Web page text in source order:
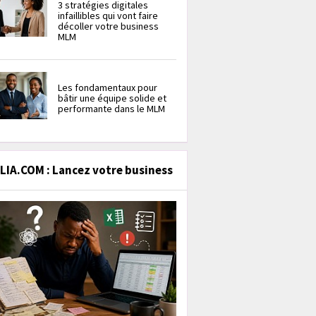
3 stratégies digitales
infaillibles qui vont faire
décoller votre business
MLM
Les fondamentaux pour
bâtir une équipe solide et
performante dans le MLM
: Lancez votre business